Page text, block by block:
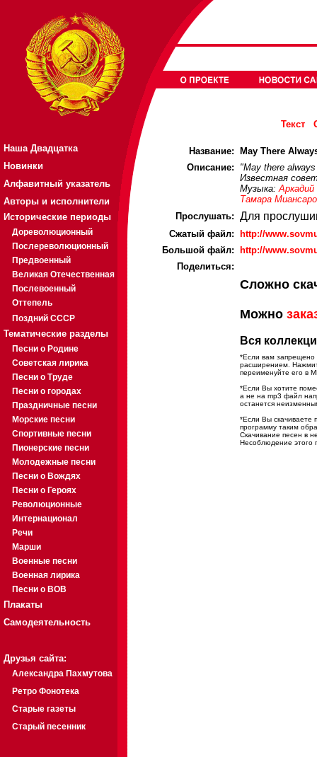
Наша Двадцатка
Новинки
Алфавитный указатель
Авторы и исполнители
Исторические периоды
Дореволюционный
Послереволюционный
Предвоенный
Великая Отечественная
Послевоенный
Оттепель
Поздний СССР
Тематические разделы
Песни о Родине
Советская лирика
Песни о Труде
Песни о городах
Праздничные песни
Морские песни
Спортивные песни
Пионерские песни
Молодежные песни
Песни о Вождях
Песни о Героях
Революционные
Интернационал
Речи
Марши
Военные песни
Военная лирика
Песни о ВОВ
Плакаты
Самодеятельность
Друзья сайта:
Александра Пахмутова
Ретро Фонотека
Старые газеты
Старый песенник
Текст
Название:
May There
Описание:
"May there
Известная
Музыка:
Тамара
Прослушать: Для
Cжатый файл:
http://
Большой файл:
http://
Поделиться:
Сложно
Можно
Вся
*Если вам запрещено
расширением.
переименуйте его в
*Если Вы хотите
а не на mp3 файл
останется
*Если Вы скачиваете
программу таким
Скачивание песен в
Несоблюдение этого